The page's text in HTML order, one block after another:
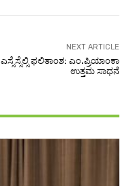
NEXT ARTICLE
ಎಸ್ಸೆಸ್ಸೆಲ್ಸಿ ಫಲಿತಾಂಶ: ಎಂ.ಪ್ರಿಯಾಂಕಾ
ಉತ್ತಮ ಸಾಧನೆ